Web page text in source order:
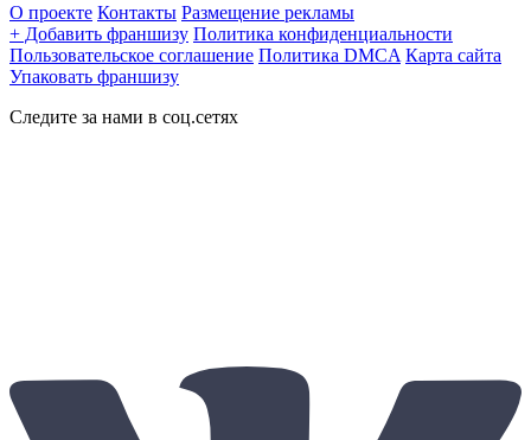
О проекте Контакты Размещение рекламы
+ Добавить франшизу Политика конфиденциальности
Пользовательское соглашение Политика DMCA Карта сайта
Упаковать франшизу
Следите за нами в соц.сетях